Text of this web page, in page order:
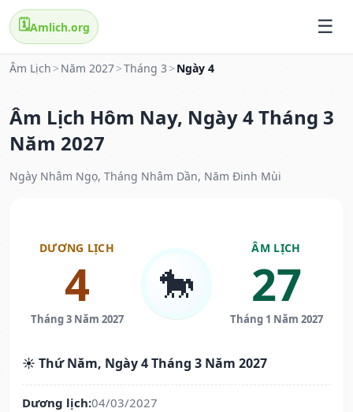
🗓️Amlich.org
Âm Lịch > Năm 2027>Tháng 3 > Ngày 4
Âm Lịch Hôm Nay, Ngày 4 Tháng 3
Năm 2027
Ngày Nhâm Ngọ, Tháng Nhâm Dần, Năm Đinh Mùi
DƯƠNG LỊCH
4
Tháng 3 Năm 2027
🐎
ÂM LỊCH
27
Tháng 1 Năm 2027
☀️ Thứ Năm, Ngày 4 Tháng 3 Năm 2027
Dương lịch:04/03/2027